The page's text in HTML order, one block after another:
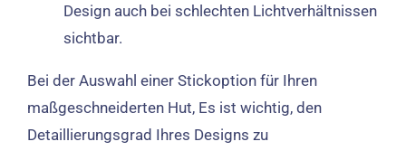
Design auch bei schlechten Lichtverhältnissen
sichtbar.
Bei der Auswahl einer Stickoption für Ihren
maßgeschneiderten Hut, Es ist wichtig, den
Detaillierungsgrad Ihres Designs zu